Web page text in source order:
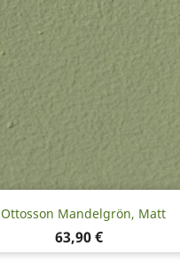
Ottosson Mandelgrön, Matt
Pris
63,90 €